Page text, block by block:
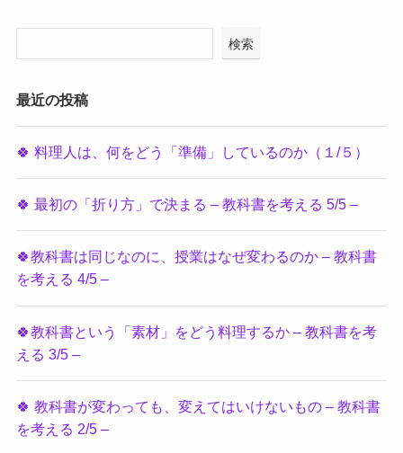
検索
最近の投稿
🍀 料理人は、何をどう「準備」しているのか（１/５）
🍀 最初の「折り方」で決まる – 教科書を考える 5/5 –
🍀教科書は同じなのに、授業はなぜ変わるのか – 教科書
を考える 4/5 –
🍀教科書という「素材」をどう料理するか – 教科書を考
える 3/5 –
🍀 教科書が変わっても、変えてはいけないもの – 教科書
を考える 2/5 –